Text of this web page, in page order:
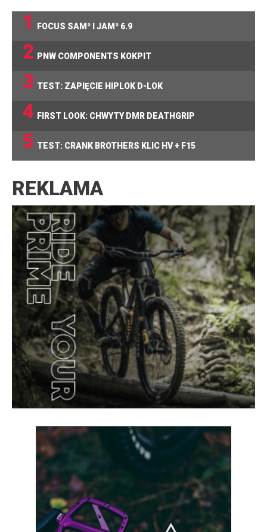
1
FOCUS SAM² I JAM² 6.9
2 PNW COMPONENTS KOKPIT
3 TEST: ZAPIĘCIE HIPLOK D-LOK
4 FIRST LOOK: CHWYTY DMR DEATHGRIP
5 TEST: CRANK BROTHERS KLIC HV + F15
REKLAMA